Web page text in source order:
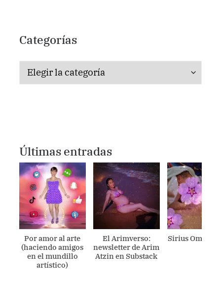
Categorías
Categorías
Últimas entradas
Por amor al arte
(haciendo amigos
en el mundillo
artístico)
El Arimverso:
newsletter de Arim
Atzin en Substack
Sirius